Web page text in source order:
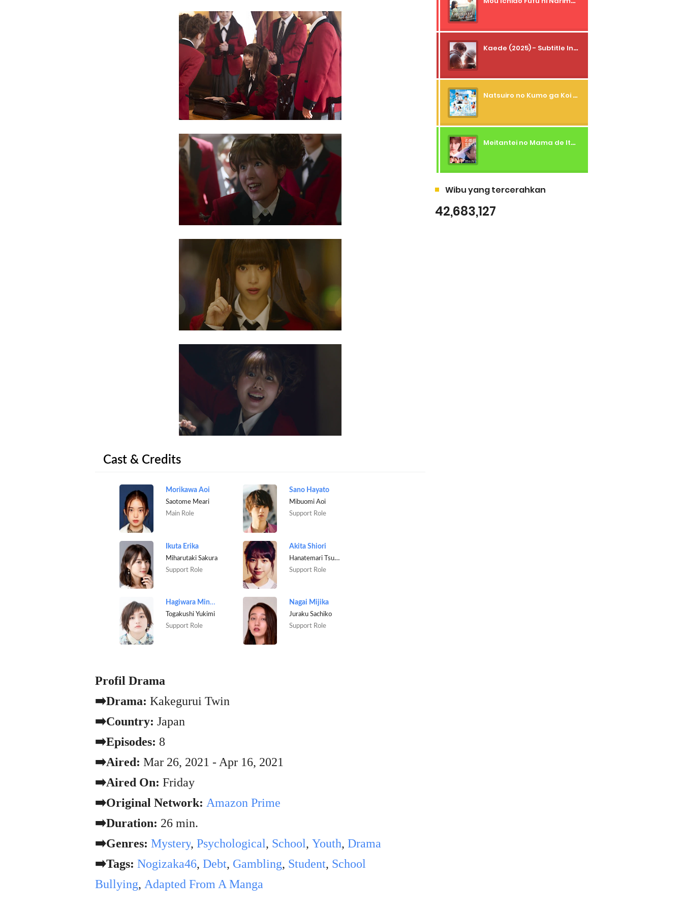
Cast & Credits
Morikawa Aoi
Saotome Meari
Main Role
Sano Hayato
Mibuomi Aoi
Support Role
Ikuta Erika
Miharutaki Sakura
Support Role
Akita Shiori
Hanatemari Tsuzura
Support Role
Hagiwara Minori
Togakushi Yukimi
Support Role
Nagai Mijika
Juraku Sachiko
Support Role
Profil Drama
➡️Drama: Kakegurui Twin
➡️Country: Japan
➡️Episodes: 8
➡️Aired: Mar 26, 2021 - Apr 16, 2021
➡️Aired On: Friday
➡️Original Network: Amazon Prime
➡️Duration: 26 min.
➡️Genres: Mystery, Psychological, School, Youth, Drama
➡️Tags: Nogizaka46, Debt, Gambling, Student, School
Bullying, Adapted From A Manga
Kaede (2025) - Subtitle Indonesia
Natsuiro no Kumo ga Koi to Arashi wo Makiokosu (2026) - 01 Subtitle Indonesia
Meitantei no Mama de Ite (2026) - 01 Subtitle Indonesia
Wibu yang tercerahkan
42,683,127